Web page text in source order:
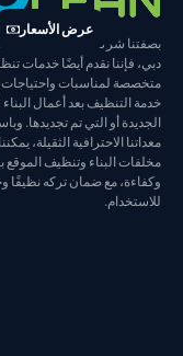
عرض الأسعار
تنظيف متكاملة الخدمات في
نقدم أيضًا خدمات تنظيف
واحتياجات معينة. نوفر
بعد أعمال البناء للمباني
التي تم تجديدها. وباستخدام
الثقيلة، يمكننا إزالة
وتنظيف الموقع بسرعة
مع ضمان تركه نظيفًا وجاهزًا